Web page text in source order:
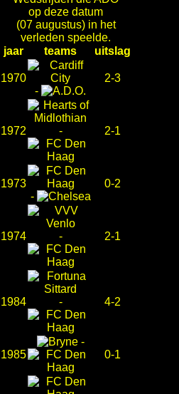
op deze datum
(07 augustus) in het
verleden speelde.
jaar
teams uitslag
1970
-
2-3
1972 - 2-1
1973
-
0-2
1974 - 2-1
1984 - 4-2
1985
-
0-1